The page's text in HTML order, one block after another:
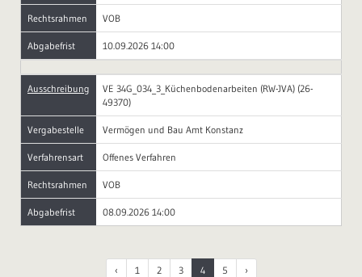
Rechtsrahmen VOB
Abgabefrist 10.09.2026 14:00
Ausschreibung
VE 34G_034_3_Küchenbodenarbeiten (RW-JVA) (26-
49370)
Vergabestelle Vermögen und Bau Amt Konstanz
Verfahrensart Offenes Verfahren
Rechtsrahmen VOB
Abgabefrist 08.09.2026 14:00
‹ 1 2 3 4 5 ›